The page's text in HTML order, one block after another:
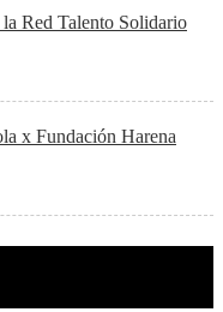
Red Talento Solidario
x Fundación Harena